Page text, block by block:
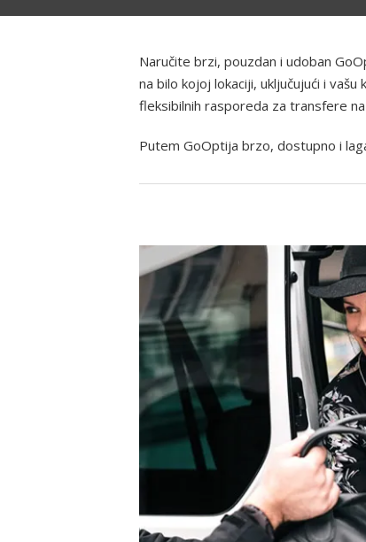
Naručite brzi, pouzdan i udoban
na bilo kojoj lokaciji, uključujući i
fleksibilnih rasporeda za transfere
Putem GoOptija brzo, dostupno i